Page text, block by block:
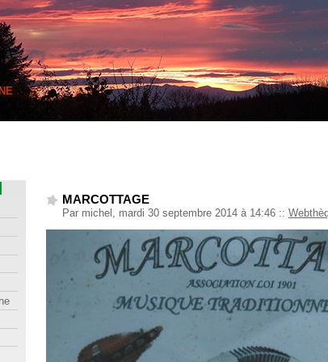
MARCOTTAGE
Par michel, mardi 30 septembre 2014 à 14:46 ::